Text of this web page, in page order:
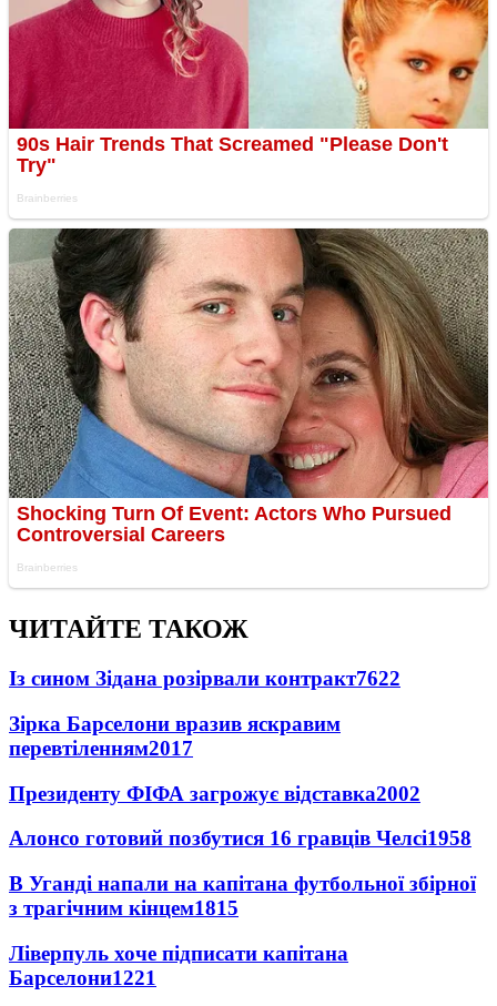
ЧИТАЙТЕ ТАКОЖ
Із сином Зідана розірвали контракт7622
Зірка Барселони вразив яскравим
перевтіленням2017
Президенту ФІФА загрожує відставка2002
Алонсо готовий позбутися 16 гравців Челсі1958
В Уганді напали на капітана футбольної збірної
з трагічним кінцем1815
Ліверпуль хоче підписати капітана
Барселони1221